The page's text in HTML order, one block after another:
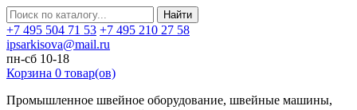
Найти
+7 495 504 71 53 +7 495 210 27 58
ipsarkisova@mail.ru
пн-сб 10-18
Корзина 0 товар(ов)
Промышленное швейное оборудование, швейные машины,